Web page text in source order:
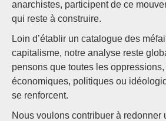
anarchistes, participent de ce
qui reste à construire.
Loin d’établir un catalogue des
capitalisme, notre analyse reste
pensons que toutes les oppressions,
économiques, politiques ou
se renforcent.
Nous voulons contribuer à redonner